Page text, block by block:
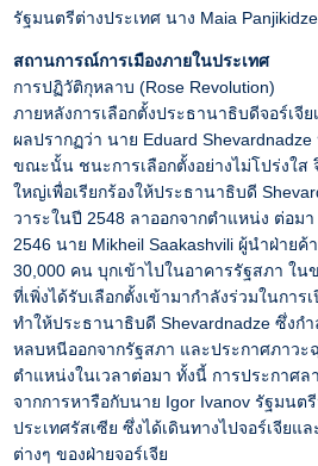
รัฐมนตรีต่างประเทศ นาง Maia
สถานการณ์การเมืองภายในประเทศ
การปฏิวัติกุหลาบ (Rose Revolution)
ภายหลังการเลือกตั้งประธานาธิบดีจอร์เจี
ผลปรากฏว่า นาย Eduard
ขณะนั้น ชนะการเลือกตั้งอย่างไม่โปร่งใส
ใหญ่เพื่อเรียกร้องให้ประธานาธิบดี
วาระในปี 2548 ลาออกจากตำแหน่ง ต่อม
2546 นาย Mikheil Saakashvili ผู้นำฝ่ายค้
30,000 คน บุกเข้าไปในอาคารรัฐสภา ใ
ที่เพิ่งได้รับเลือกตั้งเข้ามากำลังร่วมในกา
ทำให้ประธานาธิบดี Shevardnadze ซึ่งก
หลบหนีออกจากรัฐสภา และประกาศภาวะ
ตำแหน่งในเวลาต่อมา ทั้งนี้ การประกาศล
จากการหารือกับนาย Igor Ivanov รัฐมนต
ประเทศรัสเซีย ซึ่งได้เดินทางไปจอร์เจีย
ต่างๆ ของฝ่ายจอร์เจีย